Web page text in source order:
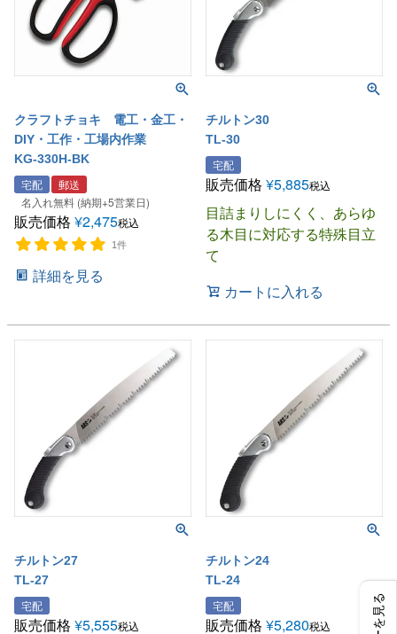
クラフトチョキ 電工・金工・
DIY・工作・工場内作業
KG-330H-BK
宅配
郵送
名入れ無料 (納期+5営業日)
販売価格 ¥2,475税込
1件
詳細を見る
チルトン30
TL-30
宅配
販売価格 ¥5,885税込
目詰まりしにくく、あらゆ
る木目に対応する特殊目立
て
カートに入れる
チルトン27
TL-27
宅配
販売価格 ¥5,555税込
チルトン24
TL-24
宅配
販売価格 ¥5,280税込